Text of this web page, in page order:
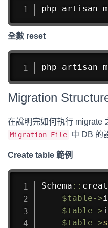
php artisan
全數 reset
php artisan
Migration
在說明完如何執行 migrate
Migration File 中 DB 的
Create table 範例
Schema ::
$table->
$table->
$table->